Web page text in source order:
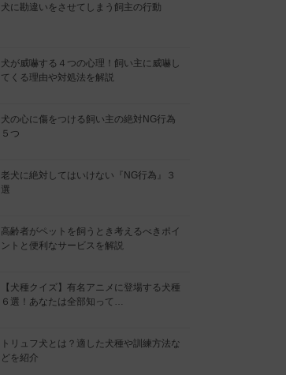
犬に勘違いをさせてしまう飼主の行動
犬が威嚇する４つの心理！飼い主に威嚇し
てくる理由や対処法を解説
犬の心に傷をつける飼い主の絶対NG行為
５つ
老犬に絶対してはいけない『NG行為』３
選
高齢者がペットを飼うとき考えるべきポイ
ントと便利なサービスを解説
【犬種クイズ】有名アニメに登場する犬種
６選！あなたは全部知って…
トリュフ犬とは？適した犬種や訓練方法な
どを紹介